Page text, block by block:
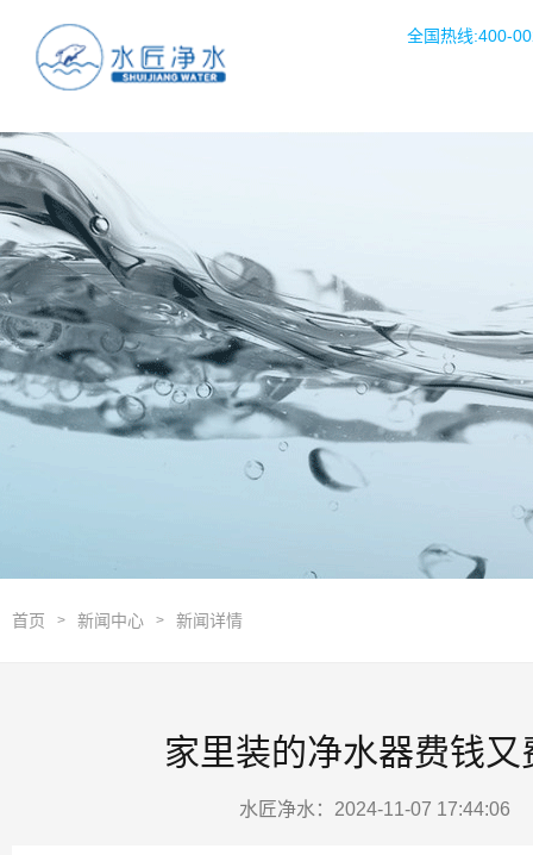
全国热线:400-
首页 > 新闻中心 > 新闻详情
家里装的净水器费钱
水匠净水：2024-11-07 17:44:06